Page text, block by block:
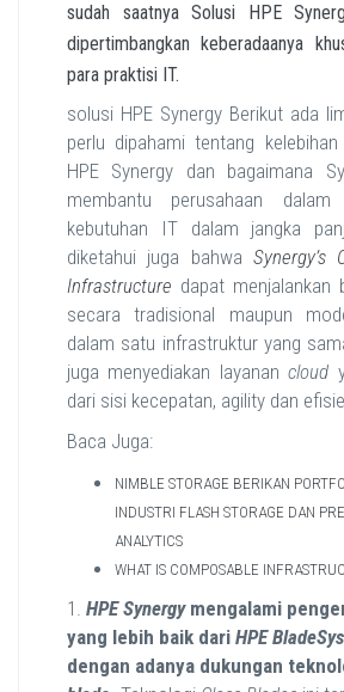
sudah saatnya Solusi HPE
dipertimbangkan keberadaanya
para praktisi IT.
solusi HPE Synergy Berikut ada
perlu dipahami tentang
HPE Synergy dan bagaimana
membantu perusahaan dalam
kebutuhan IT dalam jangka
diketahui juga bahwa Synergy’s
Infrastructure dapat menjalankan
secara tradisional maupun
dalam satu infrastruktur yang
juga menyediakan layanancloud
dari sisi kecepatan, agility dan
Baca Juga:
NIMBLE STORAGE BERIKAN
INDUSTRI FLASH STORAGE DAN
ANALYTICS
WHAT IS COMPOSABLE
1. HPE Synergymengalami
yang lebih baik dari HPE
dengan adanya dukungan